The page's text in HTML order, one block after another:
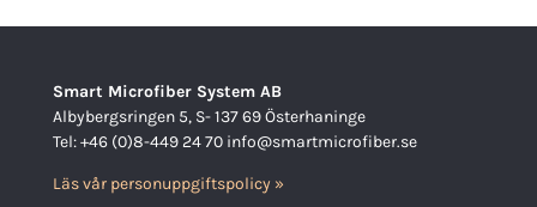
Smart Microfiber System AB
Albybergsringen 5, S- 137 69 Österhaninge
Tel: +46 (0)8-449 24 70 info@smartmicrofiber.se
Läs vår personuppgiftspolicy »